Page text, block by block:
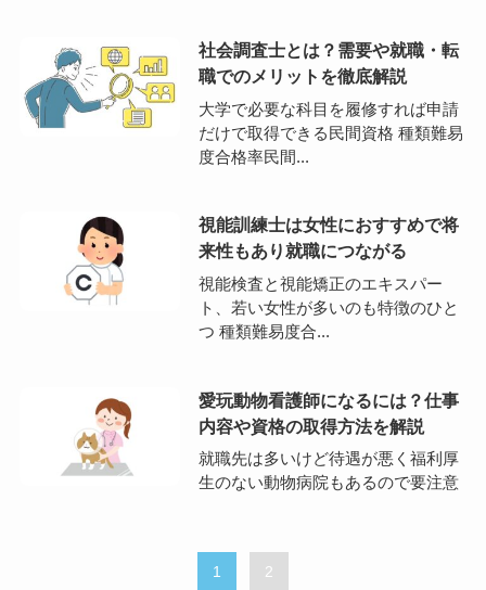
社会調査士とは？需要や就職・転
職でのメリットを徹底解説
大学で必要な科目を履修すれば申請
だけで取得できる民間資格 種類難易
度合格率民間...
視能訓練士は女性におすすめで将
来性もあり就職につながる
視能検査と視能矯正のエキスパー
ト、若い女性が多いのも特徴のひと
つ 種類難易度合...
愛玩動物看護師になるには？仕事
内容や資格の取得方法を解説
就職先は多いけど待遇が悪く福利厚
生のない動物病院もあるので要注意
1 2